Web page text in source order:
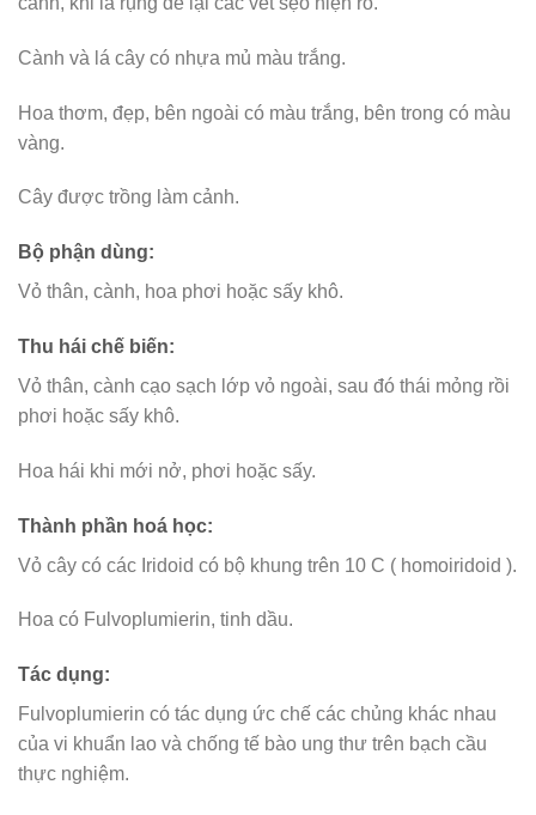
Cành và lá cây có nhựa mủ màu trắng.
Hoa thơm, đẹp, bên ngoài có màu trắng, bên trong có màu
vàng.
Cây được trồng làm cảnh.
Bộ phận dùng:
Vỏ thân, cành, hoa phơi hoặc sấy khô.
Thu hái chế biến:
Vỏ thân, cành cạo sạch lớp vỏ ngoài, sau đó thái mỏng rồi
phơi hoặc sấy khô.
Hoa hái khi mới nở, phơi hoặc sấy.
Thành phần hoá học:
Vỏ cây có các Iridoid có bộ khung trên 10 C ( homoiridoid ).
Hoa có Fulvoplumierin, tinh dầu.
Tác dụng:
Fulvoplumierin có tác dụng ức chế các chủng khác nhau
của vi khuẩn lao và chống tế bào ung thư trên bạch cầu
thực nghiệm.